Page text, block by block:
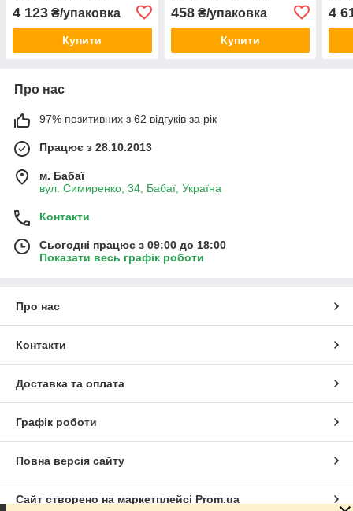
4 123 ₴/упаковка
Купити
458₴/упаковка
Купити
4
Про нас
97% позитивних з 62 відгуків за рік
Працює з 28.10.2013
м. Бабаї
вул. Симиренко, 34, Бабаї, Україна
Контакти
Сьогодні працює з 09:00 до 18:00
Показати весь графік роботи
Про нас
Контакти
Доставка та оплата
Графік роботи
Повна версія сайту
Сайт створено на маркетплейсі Prom.ua